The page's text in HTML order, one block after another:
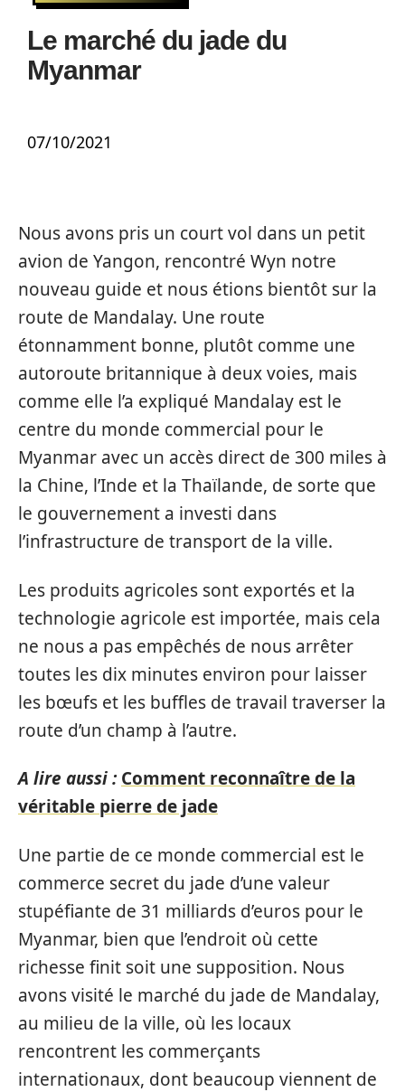
Le marché du jade du
Myanmar
07/10/2021
Nous avons pris un court vol dans un petit
avion de Yangon, rencontré Wyn notre
nouveau guide et nous étions bientôt sur la
route de Mandalay. Une route
étonnamment bonne, plutôt comme une
autoroute britannique à deux voies, mais
comme elle l’a expliqué Mandalay est le
centre du monde commercial pour le
Myanmar avec un accès direct de 300 miles à
la Chine, l’Inde et la Thaïlande, de sorte que
le gouvernement a investi dans
l’infrastructure de transport de la ville.
Les produits agricoles sont exportés et la
technologie agricole est importée, mais cela
ne nous a pas empêchés de nous arrêter
toutes les dix minutes environ pour laisser
les bœufs et les buffles de travail traverser la
route d’un champ à l’autre.
A lire aussi : Comment reconnaître de la
véritable pierre de jade
Une partie de ce monde commercial est le
commerce secret du jade d’une valeur
stupéfiante de 31 milliards d’euros pour le
Myanmar, bien que l’endroit où cette
richesse finit soit une supposition. Nous
avons visité le marché du jade de Mandalay,
au milieu de la ville, où les locaux
rencontrent les commerçants
internationaux, dont beaucoup viennent de